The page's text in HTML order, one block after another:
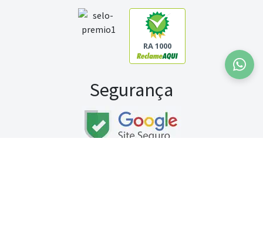
RA 1000
Segurança